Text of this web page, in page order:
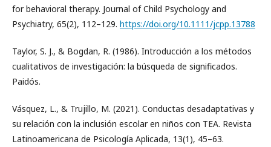
for behavioral therapy. Journal of Child Psychology and
Psychiatry, 65(2), 112–129. https://doi.org/10.1111/jcpp.13788
Taylor, S. J., & Bogdan, R. (1986). Introducción a los métodos
cualitativos de investigación: la búsqueda de significados.
Paidós.
Vásquez, L., & Trujillo, M. (2021). Conductas desadaptativas y
su relación con la inclusión escolar en niños con TEA. Revista
Latinoamericana de Psicología Aplicada, 13(1), 45–63.